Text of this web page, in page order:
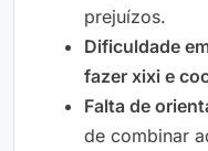
prejuízos.
Dificuldade
fazer xixi e
Falta de
de combinar